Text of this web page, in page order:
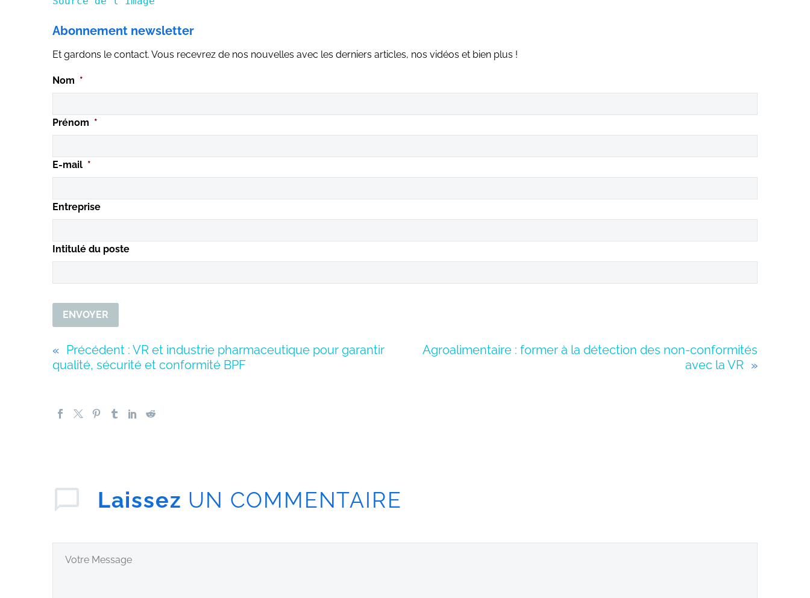
Abonnement newsletter
Et gardons le contact. Vous recevrez de nos nouvelles avec les derniers articles, nos vidéos et bien plus !
Nom *
Prénom *
E-mail *
Entreprise
Intitulé du poste
« Précédent : VR et industrie pharmaceutique pour garantir
qualité, sécurité et conformité BPF
Agroalimentaire : former à la détection des non-conformités
avec la VR »
Laissez UN COMMENTAIRE